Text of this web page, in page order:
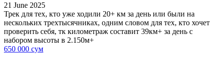
21 June 2025
Трек для тех, кто уже ходили 20+ км за день или были на
нескольких трехтысячниках, одним словом для тех, кто хочет
проверить себя, тк километраж составит 39км+ за день с
набором высоты в 2.150м+
650 000 сум